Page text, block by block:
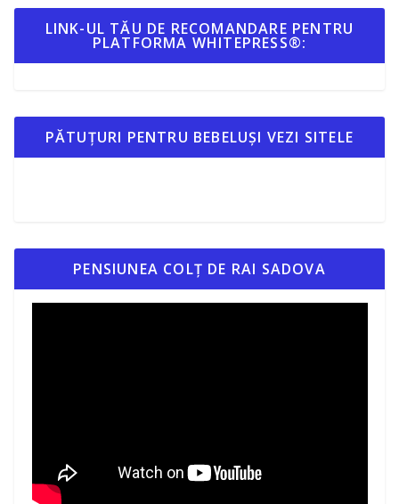
LINK-UL TĂU DE RECOMANDARE PENTRU
PLATFORMA WHITEPRESS®:
PĂTUȚURI PENTRU BEBELUȘI VEZI SITELE
PENSIUNEA COLȚ DE RAI SADOVA